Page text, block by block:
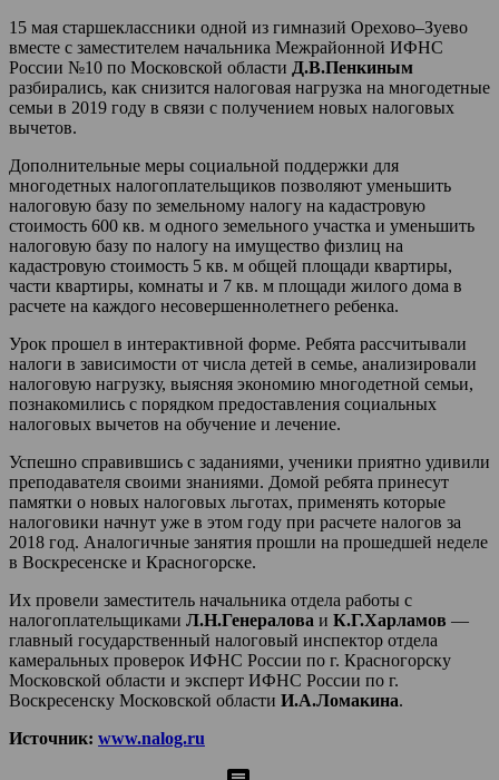
15 мая старшеклассники одной из гимназий Орехово–Зуево
вместе с заместителем начальника Межрайонной ИФНС
России №10 по Московской области Д.В.Пенкиным
разбирались, как снизится налоговая нагрузка на многодетные
семьи в 2019 году в связи с получением новых налоговых
вычетов.
Дополнительные меры социальной поддержки для
многодетных налогоплательщиков позволяют уменьшить
налоговую базу по земельному налогу на кадастровую
стоимость 600 кв. м одного земельного участка и уменьшить
налоговую базу по налогу на имущество физлиц на
кадастровую стоимость 5 кв. м общей площади квартиры,
части квартиры, комнаты и 7 кв. м площади жилого дома в
расчете на каждого несовершеннолетнего ребенка.
Урок прошел в интерактивной форме. Ребята рассчитывали
налоги в зависимости от числа детей в семье, анализировали
налоговую нагрузку, выясняя экономию многодетной семьи,
познакомились с порядком предоставления социальных
налоговых вычетов на обучение и лечение.
Успешно справившись с заданиями, ученики приятно удивили
преподавателя своими знаниями. Домой ребята принесут
памятки о новых налоговых льготах, применять которые
налоговики начнут уже в этом году при расчете налогов за
2018 год. Аналогичные занятия прошли на прошедшей неделе
в Воскресенске и Красногорске.
Их провели заместитель начальника отдела работы с
налогоплательщиками Л.Н.Генералова и К.Г.Харламов —
главный государственный налоговый инспектор отдела
камеральных проверок ИФНС России по г. Красногорску
Московской области и эксперт ИФНС России по г.
Воскресенску Московской области И.А.Ломакина.
Источник: www.nalog.ru